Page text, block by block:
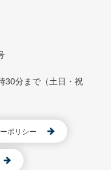
30分まで（土日・祝
ポリシー